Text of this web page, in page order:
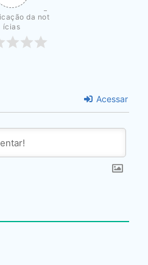
da not
ícias
Acessar